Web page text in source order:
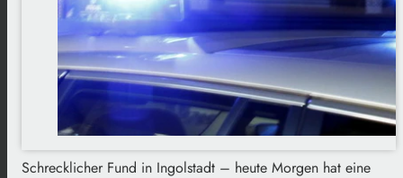
Schrecklicher Fund in Ingolstadt – heute Morgen hat eine